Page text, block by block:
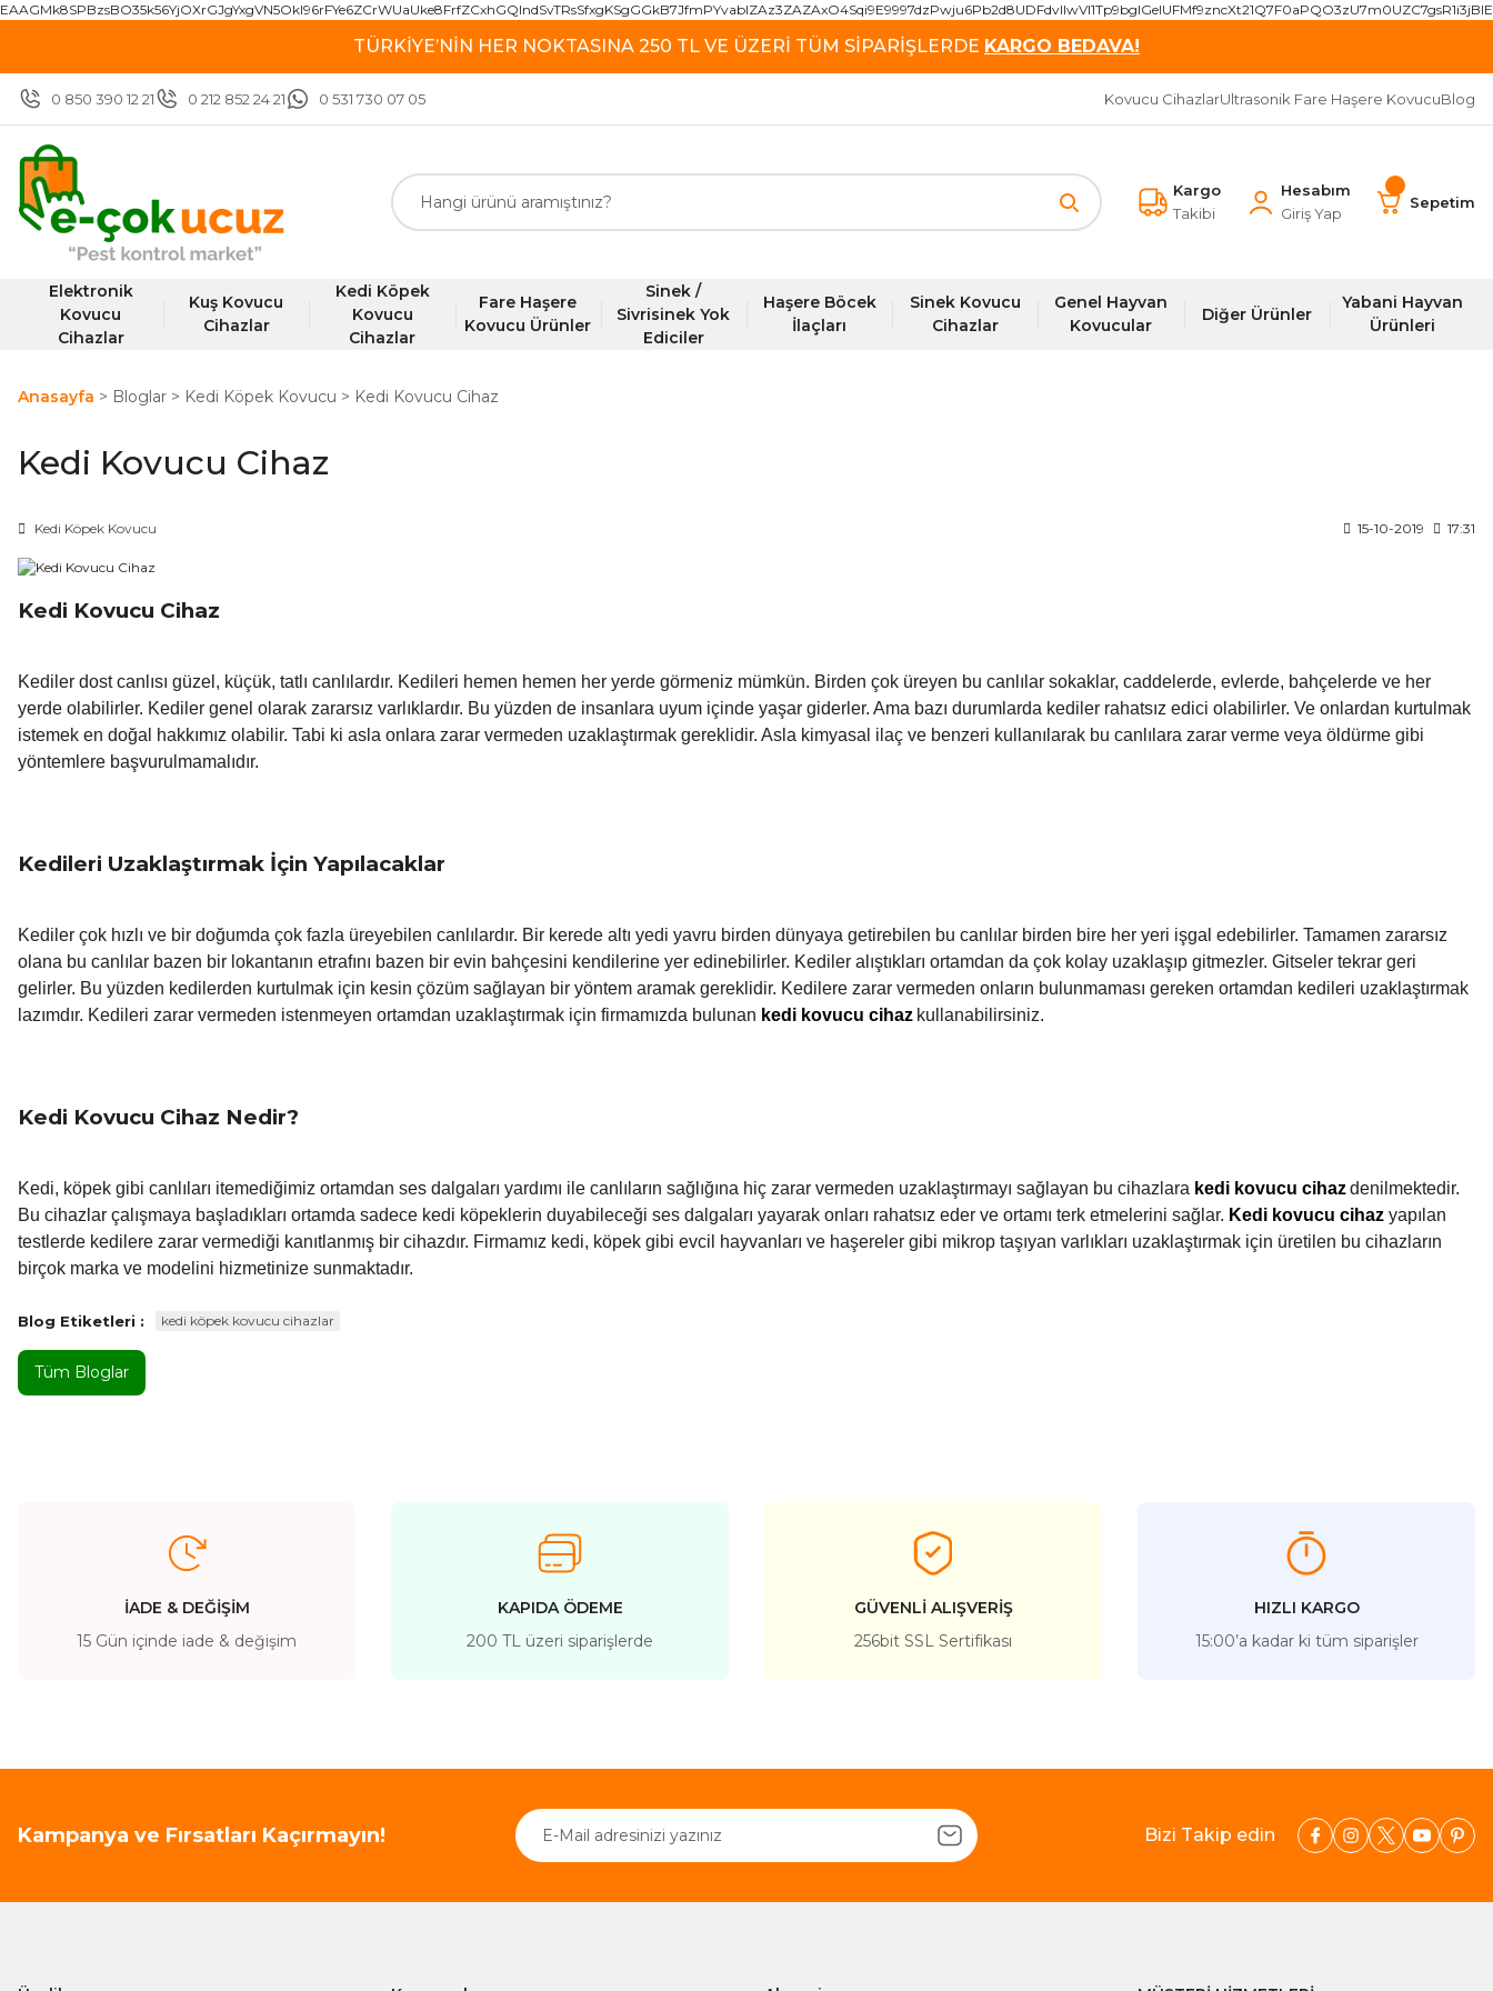
TÜRKİYE’NİN HER NOKTASINA 250 TL VE ÜZERİ TÜM SİPARİŞLERDE KARGO BEDAVA!
0 850 390 12 21 0 212 852 24 21 0 531 730 07 05 Kovucu CihazlarUltrasonik Fare Haşere KovucuBlog
Kargo
Takibi
Hesabım
Giriş Yap
Sepetim
Elektronik
Kovucu
Cihazlar
Kuş Kovucu
Cihazlar
Kedi Köpek
Kovucu
Cihazlar
Fare Haşere
Kovucu Ürünler
Sinek /
Sivrisinek Yok
Ediciler
Haşere Böcek
İlaçları
Sinek Kovucu
Cihazlar
Genel Hayvan
Kovucular
Diğer Ürünler
Yabani Hayvan
Ürünleri
Anasayfa Bloglar Kedi Köpek Kovucu Kedi Kovucu Cihaz
Kedi Kovucu Cihaz
Kedi Köpek Kovucu 15-10-2019 17:31
Kedi Kovucu Cihaz
Kediler dost canlısı güzel, küçük, tatlı canlılardır. Kedileri hemen hemen her yerde görmeniz mümkün. Birden çok üreyen bu canlılar sokaklar, caddelerde, evlerde, bahçelerde ve her
yerde olabilirler. Kediler genel olarak zararsız varlıklardır. Bu yüzden de insanlara uyum içinde yaşar giderler. Ama bazı durumlarda kediler rahatsız edici olabilirler. Ve onlardan kurtulmak
istemek en doğal hakkımız olabilir. Tabi ki asla onlara zarar vermeden uzaklaştırmak gereklidir. Asla kimyasal ilaç ve benzeri kullanılarak bu canlılara zarar verme veya öldürme gibi
yöntemlere başvurulmamalıdır.
Kedileri Uzaklaştırmak İçin Yapılacaklar
Kediler çok hızlı ve bir doğumda çok fazla üreyebilen canlılardır. Bir kerede altı yedi yavru birden dünyaya getirebilen bu canlılar birden bire her yeri işgal edebilirler. Tamamen zararsız
olana bu canlılar bazen bir lokantanın etrafını bazen bir evin bahçesini kendilerine yer edinebilirler. Kediler alıştıkları ortamdan da çok kolay uzaklaşıp gitmezler. Gitseler tekrar geri
gelirler. Bu yüzden kedilerden kurtulmak için kesin çözüm sağlayan bir yöntem aramak gereklidir. Kedilere zarar vermeden onların bulunmaması gereken ortamdan kedileri uzaklaştırmak
lazımdır. Kedileri zarar vermeden istenmeyen ortamdan uzaklaştırmak için firmamızda bulunan kedi kovucu cihaz kullanabilirsiniz.
Kedi Kovucu Cihaz Nedir?
Kedi, köpek gibi canlıları itemediğimiz ortamdan ses dalgaları yardımı ile canlıların sağlığına hiç zarar vermeden uzaklaştırmayı sağlayan bu cihazlara kedi kovucu cihazdenilmektedir.
Bu cihazlar çalışmaya başladıkları ortamda sadece kedi köpeklerin duyabileceği ses dalgaları yayarak onları rahatsız eder ve ortamı terk etmelerini sağlar. Kedi kovucu cihaz yapılan
testlerde kedilere zarar vermediği kanıtlanmış bir cihazdır. Firmamız kedi, köpek gibi evcil hayvanları ve haşereler gibi mikrop taşıyan varlıkları uzaklaştırmak için üretilen bu cihazların
birçok marka ve modelini hizmetinize sunmaktadır.
Blog Etiketleri : kedi köpek kovucu cihazlar
Tüm Bloglar
İADE & DEĞİŞİM
15 Gün içinde iade & değişim
KAPIDA ÖDEME
200 TL üzeri siparişlerde
GÜVENLİ ALIŞVERİŞ
256bit SSL Sertifikası
HIZLI KARGO
15:00’a kadar ki tüm siparişler
Kampanya ve Fırsatları Kaçırmayın! Bizi Takip edin